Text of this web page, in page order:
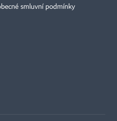
smluvní podmínky